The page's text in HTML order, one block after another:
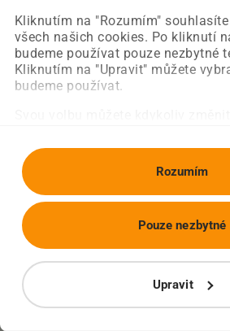
Kliknutím na "Rozumím"
všech našich cookies. Po kliknutí
budeme používat pouze nezbytné
Kliknutím na "Upravit" můžete
budeme používat.
Rozumím
Upravit
Pouze nezbytné
Obnovit stránku